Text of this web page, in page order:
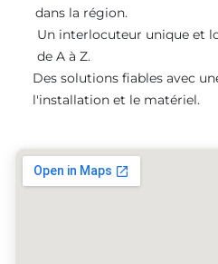
dans la région.
Un interlocuteur unique et
de A à Z.
Des solutions fiables avec
l'installation et le matériel.